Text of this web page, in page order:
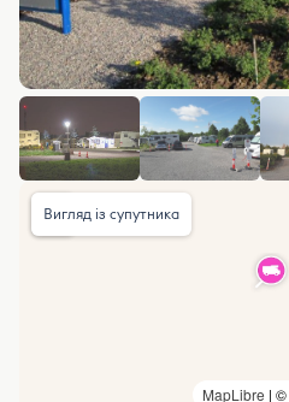
MapLibre | ©
Вигляд із супутника